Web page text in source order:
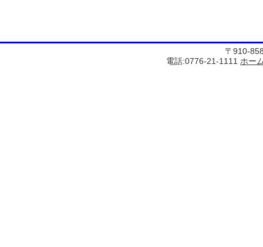
〒910-
電話:0776-21-1111 ホー